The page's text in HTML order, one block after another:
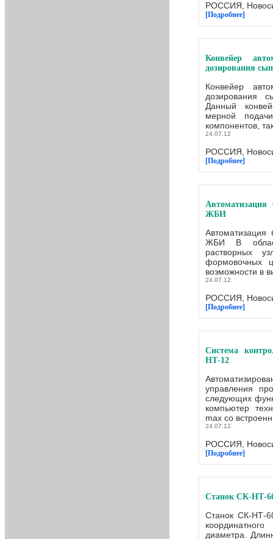
РОССИЯ,
[Подробнее]
Конвейер
дозирования
Конвейер
дозирования
Данный
мерной
компонентов,
24.07.12
РОССИЯ,
[Подробнее]
Автоматизация
ЖБИ
Автоматизация
ЖБИ В
растворных
формовочных
возможности в
24.07.12
РОССИЯ,
[Подробнее]
Система
НТ-12
управления
следующих
компьютер
max со
24.07.12
РОССИЯ,
[Подробнее]
Станок СК-НТ-
Станок СК-НТ-
диаметра.